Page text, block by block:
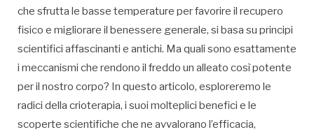
che sfrutta le basse temperature per favorire il recupero
fisico e migliorare il benessere generale, si basa su principi
scientifici affascinanti e antichi. Ma quali sono esattamente
i meccanismi che rendono il freddo un alleato così potente
per il nostro corpo? In questo articolo, esploreremo le
radici della crioterapia, i suoi molteplici benefici e le
scoperte scientifiche che ne avvalorano l’efficacia,